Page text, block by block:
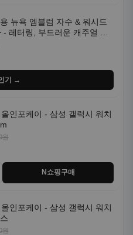
뉴욕 엠블럼 자수 & 워시드
레터링, 부드러운 캐주얼 모
기 →
인포케이 - 삼성 갤럭시 워치
원
N쇼핑구매
인포케이 - 삼성 갤럭시 워치
원